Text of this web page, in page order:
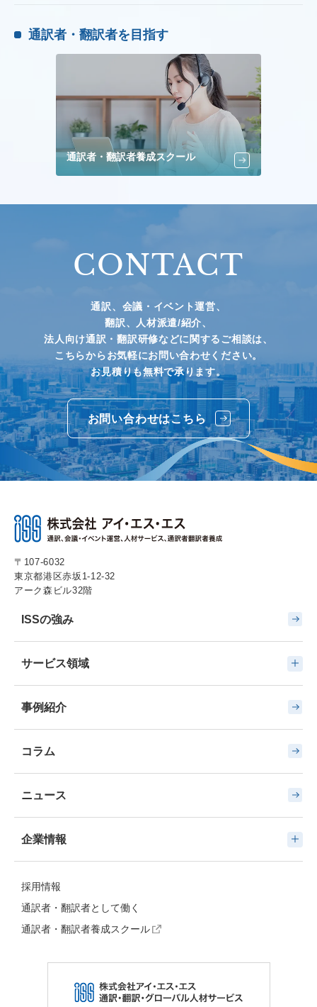
通訳者・翻訳者を目指す
通訳者・翻訳者養成スクール
CONTACT
通訳、会議・イベント運営、
翻訳、人材派遣/紹介、
法人向け通訳・翻訳研修などに関するご相談は、
こちらからお気軽にお問い合わせください。
お見積りも無料で承ります。
お問い合わせはこちら
〒107-6032
東京都港区赤坂1-12-32
アーク森ビル32階
ISSの強み
サービス領域
事例紹介
コラム
ニュース
企業情報
採用情報
通訳者・翻訳者として働く
通訳者・翻訳者養成スクール